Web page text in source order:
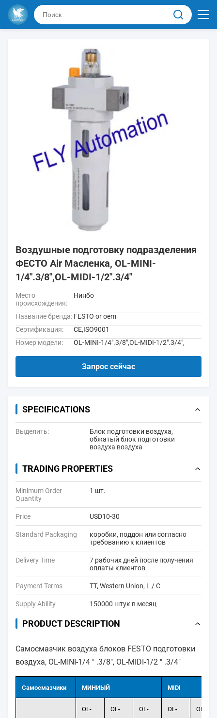
Воздушные подготовку подразделения
ФЕСТО Air Масленка, OL-MINI-
1/4".3/8",OL-MIDI-1/2".3/4"
Место
происхождения:
Нинбо
Название бренда: FESTO or oem
Сертификация:
CE,ISO9001
Номер модели:
OL-MINI-1/4".3/8",OL-MIDI-1/2".3/4",
Запрос сейчас
SPECIFICATIONS
Выделить: Блок подготовки воздуха,
обжатый блок подготовки
воздуха воздуха
TRADING PROPERTIES
Minimum Order
Quantity
1 шт.
Price USD10-30
Standard Packaging
коробки, поддон или согласно
требованию к клиентов
Delivery Time
7 рабочих дней после получения
оплаты клиентов
Payment Terms TT, Western Union, L / C
Supply Ability 150000 штук в месяц
PRODUCT DESCRIPTION
Самосмазчик воздуха блоков FESTO подготовки
воздуха, OL-MINI-1/4 " .3/8", OL-MIDI-1/2 " .3/4"
Самосмазчики МИНИЫЙ MIDI
OL-
OL-
OL-
OL-
OL-